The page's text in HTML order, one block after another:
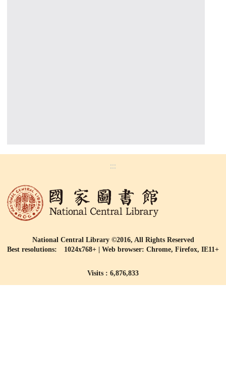
:::
National Central Library ©2016, All Rights Reserved
Best resolutions: 1024x768+ | Web browser: Chrome, Firefox, IE11+
Visits : 6,876,833